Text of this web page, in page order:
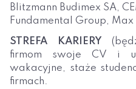
Blitzmann Budimex SA,
Fundamental Group, Max
STREFA KARIERY
firmom swoje CV i
wakacyjne, staże
firmach.